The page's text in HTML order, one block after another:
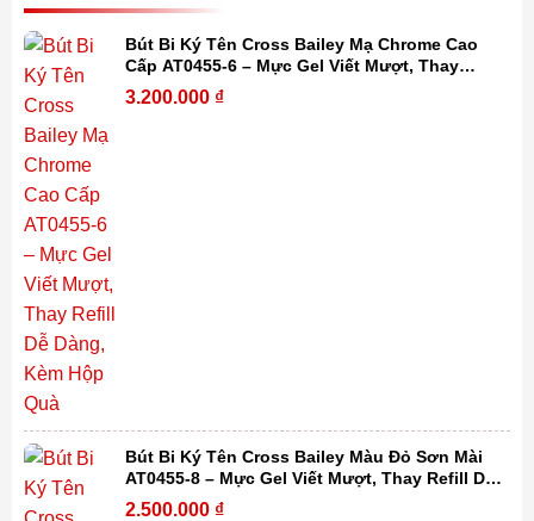
Bút Bi Ký Tên Cross Bailey Mạ Chrome Cao
Cấp AT0455-6 – Mực Gel Viết Mượt, Thay
Refill Dễ Dàng, Kèm Hộp Quà
3.200.000 ₫
Bút Bi Ký Tên Cross Bailey Màu Đỏ Sơn Mài
AT0455-8 – Mực Gel Viết Mượt, Thay Refill Dễ
Dàng, Kèm Hộp Quà
2.500.000 ₫